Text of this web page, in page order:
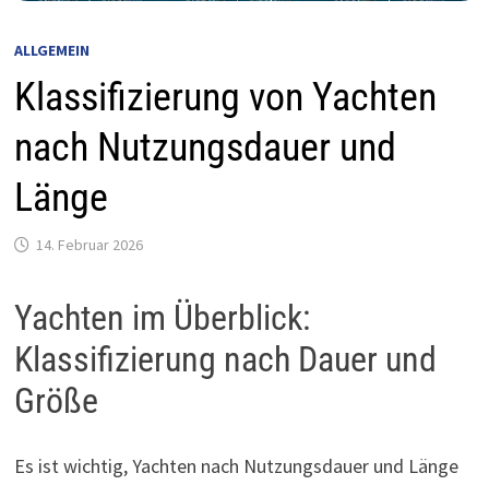
ALLGEMEIN
Klassifizierung von Yachten
nach Nutzungsdauer und
Länge
14. Februar 2026
Yachten im Überblick:
Klassifizierung nach Dauer und
Größe
Es ist wichtig, Yachten nach Nutzungsdauer und Länge